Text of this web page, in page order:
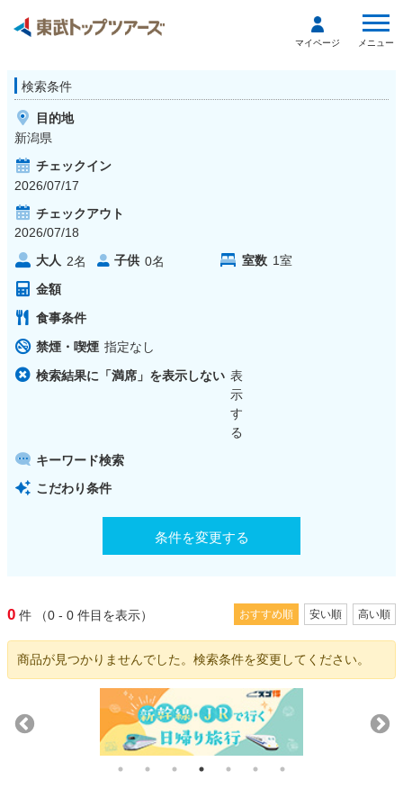
マイページ メニュー
検索条件
目的地
新潟県
チェックイン
2026/07/17
チェックアウト
2026/07/18
大人 2名 子供 0名 室数 1室
金額
食事条件
禁煙・喫煙 指定なし
検索結果に「満席」を表示しない 表
示
す
る
キーワード検索
こだわり条件
条件を変更する
0 件 （0 - 0 件目を表示） おすすめ順 安い順 高い順
商品が見つかりませんでした。検索条件を変更してください。